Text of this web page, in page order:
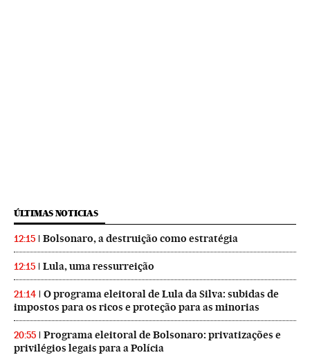
ÚLTIMAS NOTICIAS
12:15 Bolsonaro, a destruição como estratégia
12:15 Lula, uma ressurreição
21:14
O programa eleitoral de Lula da Silva: subidas de
impostos para os ricos e proteção para as minorias
20:55
Programa eleitoral de Bolsonaro: privatizações e
privilégios legais para a Polícia